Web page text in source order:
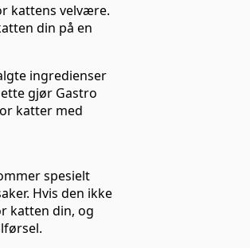
kattens velvære.
din på en
ingredienser
gjør Gastro
katter med
spesielt
Hvis den ikke
katten din, og